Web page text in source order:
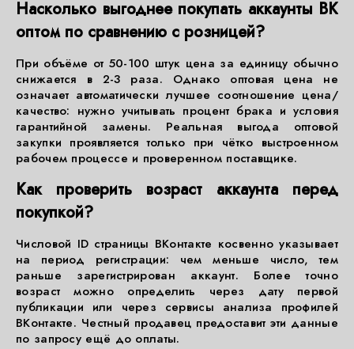
Насколько выгоднее покупать аккаунты ВК
оптом по сравнению с розницей?
При объёме от 50-100 штук цена за единицу обычно
снижается в 2-3 раза. Однако оптовая цена не
означает автоматически лучшее соотношение цена/
качество: нужно учитывать процент брака и условия
гарантийной замены. Реальная выгода оптовой
закупки проявляется только при чётко выстроенном
рабочем процессе и проверенном поставщике.
Как проверить возраст аккаунта перед
покупкой?
Числовой ID страницы ВКонтакте косвенно указывает
на период регистрации: чем меньше число, тем
раньше зарегистрирован аккаунт. Более точно
возраст можно определить через дату первой
публикации или через сервисы анализа профилей
ВКонтакте. Честный продавец предоставит эти данные
по запросу ещё до оплаты.